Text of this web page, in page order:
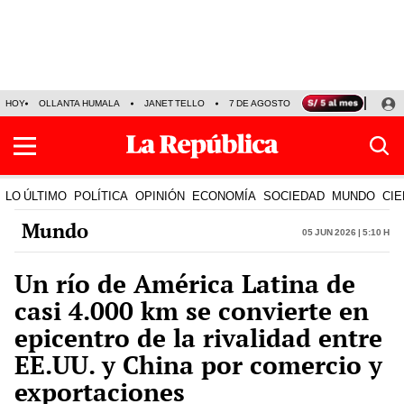
HOY OLLANTA HUMALA JANET TELLO 7 DE AGOSTO TINKA RESULTADOS
LO ÚLTIMO POLÍTICA OPINIÓN ECONOMÍA SOCIEDAD MUNDO
Mundo 05 Jun 2026 | 5:10 h
Un río de América Latina de
casi 4.000 km se convierte en
epicentro de la rivalidad entre
EE.UU. y China por comercio y
exportaciones